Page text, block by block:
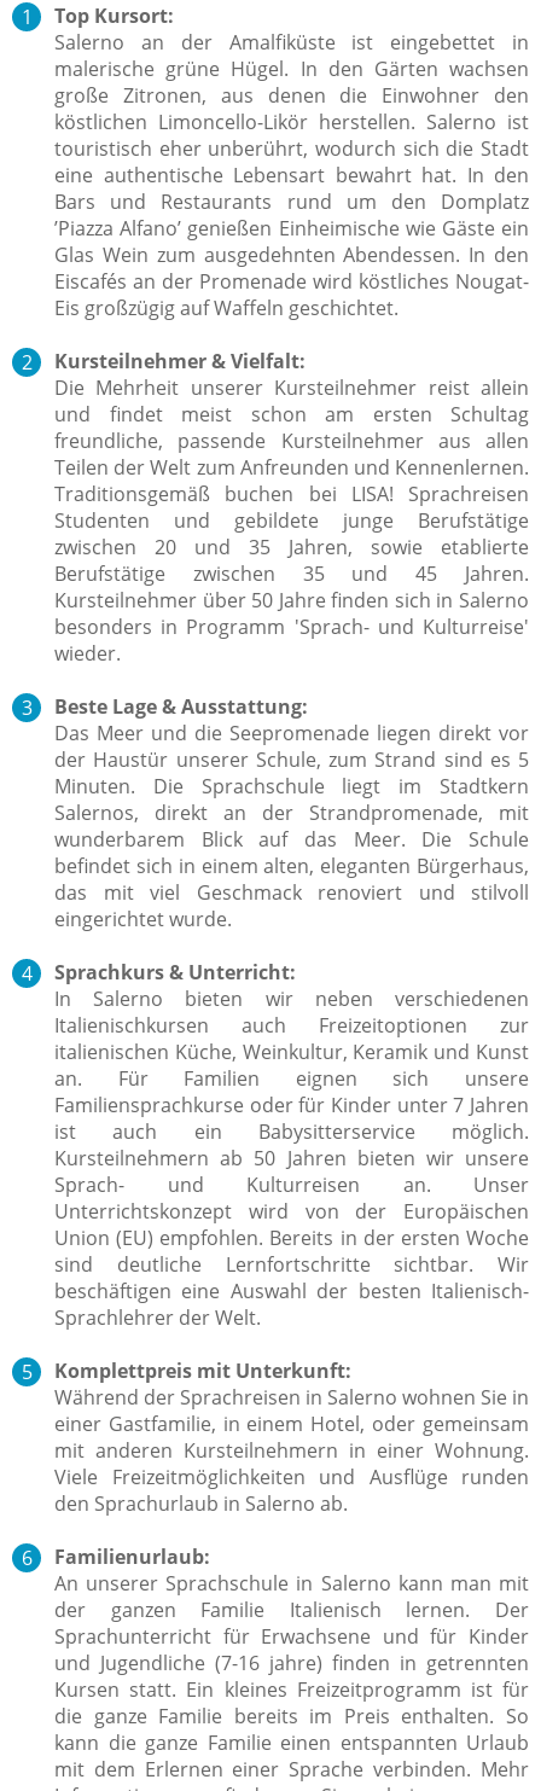
Top Kursort:
Salerno an der Amalfiküste ist eingebettet in
malerische grüne Hügel. In den Gärten wachsen
große Zitronen, aus denen die Einwohner den
köstlichen Limoncello-Likör herstellen. Salerno ist
touristisch eher unberührt, wodurch sich die Stadt
eine authentische Lebensart bewahrt hat. In den
Bars und Restaurants rund um den Domplatz
’Piazza Alfano’ genießen Einheimische wie Gäste ein
Glas Wein zum ausgedehnten Abendessen. In den
Eiscafés an der Promenade wird köstliches Nougat-
Eis großzügig auf Waffeln geschichtet.
Kursteilnehmer & Vielfalt:
Die Mehrheit unserer Kursteilnehmer reist allein
und findet meist schon am ersten Schultag
freundliche, passende Kursteilnehmer aus allen
Teilen der Welt zum Anfreunden und Kennenlernen.
Traditionsgemäß buchen bei LISA! Sprachreisen
Studenten und gebildete junge Berufstätige
zwischen 20 und 35 Jahren, sowie etablierte
Berufstätige zwischen 35 und 45 Jahren.
Kursteilnehmer über 50 Jahre finden sich in Salerno
besonders in Programm 'Sprach- und Kulturreise'
wieder.
Beste Lage & Ausstattung:
Das Meer und die Seepromenade liegen direkt vor
der Haustür unserer Schule, zum Strand sind es 5
Minuten. Die Sprachschule liegt im Stadtkern
Salernos, direkt an der Strandpromenade, mit
wunderbarem Blick auf das Meer. Die Schule
befindet sich in einem alten, eleganten Bürgerhaus,
das mit viel Geschmack renoviert und stilvoll
eingerichtet wurde.
Sprachkurs & Unterricht:
In Salerno bieten wir neben verschiedenen
Italienischkursen auch Freizeitoptionen zur
italienischen Küche, Weinkultur, Keramik und Kunst
an. Für Familien eignen sich unsere
Familiensprachkurse oder für Kinder unter 7 Jahren
ist auch ein Babysitterservice möglich.
Kursteilnehmern ab 50 Jahren bieten wir unsere
Sprach- und Kulturreisen an. Unser
Unterrichtskonzept wird von der Europäischen
Union (EU) empfohlen. Bereits in der ersten Woche
sind deutliche Lernfortschritte sichtbar. Wir
beschäftigen eine Auswahl der besten Italienisch-
Sprachlehrer der Welt.
Komplettpreis mit Unterkunft:
Während der Sprachreisen in Salerno wohnen Sie in
einer Gastfamilie, in einem Hotel, oder gemeinsam
mit anderen Kursteilnehmern in einer Wohnung.
Viele Freizeitmöglichkeiten und Ausflüge runden
den Sprachurlaub in Salerno ab.
Familienurlaub:
An unserer Sprachschule in Salerno kann man mit
der ganzen Familie Italienisch lernen. Der
Sprachunterricht für Erwachsene und für Kinder
und Jugendliche (7-16 jahre) finden in getrennten
Kursen statt. Ein kleines Freizeitprogramm ist für
die ganze Familie bereits im Preis enthalten. So
kann die ganze Familie einen entspannten Urlaub
mit dem Erlernen einer Sprache verbinden. Mehr